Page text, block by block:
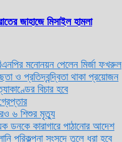
জাহাজে মিসাইল হামলা
মনোনয়ন পেলেন মির্জা ফখরুল
ও প্রতিদ্বন্দ্বিতা থাকা প্রয়োজন
বিচার হবে
৬ শিশুর মৃত্যু
ডনকে কারাগারে পাঠানোর আদেশ
পরিকল্পনা সংসদে তুলে ধরা হবে